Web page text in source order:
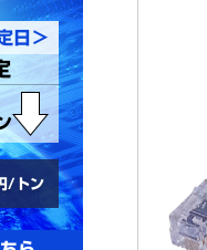
日＞
/トン